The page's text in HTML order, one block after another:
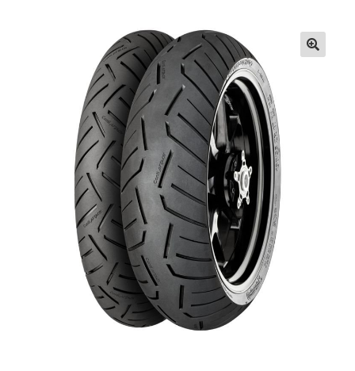
Udfold
MC dæk test
Kontakt os